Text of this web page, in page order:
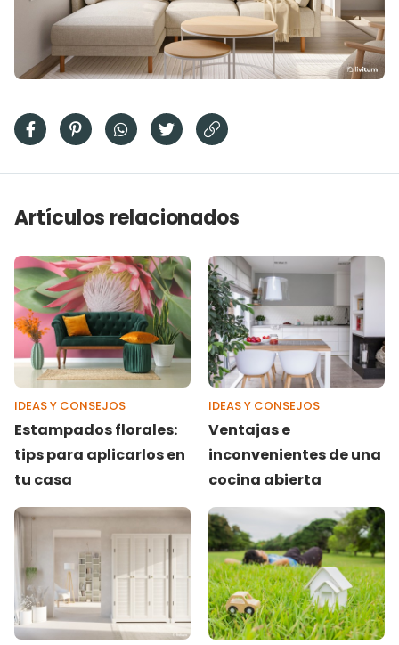
Artículos relacionados
IDEAS Y CONSEJOS
Estampados florales:
tips para aplicarlos en
tu casa
IDEAS Y CONSEJOS
Ventajas e
inconvenientes de una
cocina abierta